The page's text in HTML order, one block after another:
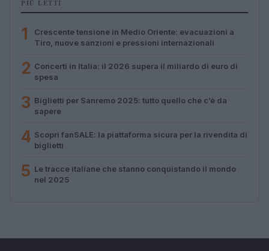
PIÙ LETTI
1
Crescente tensione in Medio Oriente: evacuazioni a
Tiro, nuove sanzioni e pressioni internazionali
2 Concerti in Italia: il 2026 supera il miliardo di euro di
spesa
3 Biglietti per Sanremo 2025: tutto quello che c’è da
sapere
4 Scopri fanSALE: la piattaforma sicura per la rivendita di
biglietti
5 Le tracce italiane che stanno conquistando il mondo
nel 2025